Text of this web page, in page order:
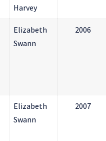
Harvey
Elizabeth
Swann
2006
Elizabeth
Swann
2007